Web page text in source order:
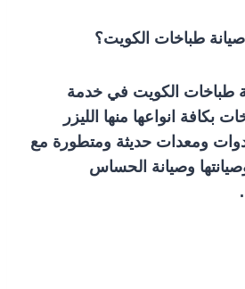
طباخات الكويت؟
طباخات الكويت في خدمة
بكافة انواعها منها الليزر
ادوات ومعدات حديثة ومتطورة مع
وصيانة الحساس